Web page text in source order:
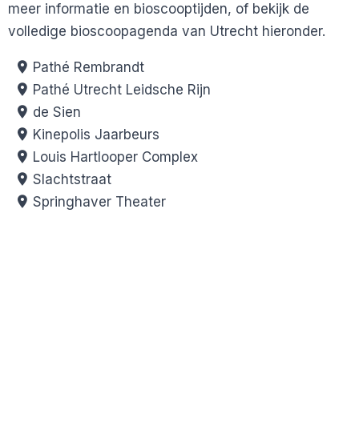
meer informatie en bioscooptijden, of bekijk de
volledige bioscoopagenda van Utrecht hieronder.
Pathé Rembrandt
Pathé Utrecht Leidsche Rijn
de Sien
Kinepolis Jaarbeurs
Louis Hartlooper Complex
Slachtstraat
Springhaver Theater